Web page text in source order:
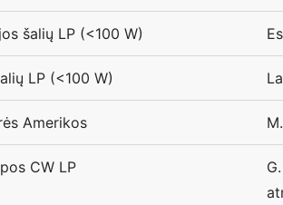
šalių LP (<100 W)
LP (<100 W)
Amerikos
CW LP